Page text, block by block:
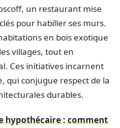
un restaurant mise
pour habiller ses murs.
en bois exotique
villages, tout en
Ces initiatives incarnent
qui conjugue respect de la
durables.
hypothécaire : comment